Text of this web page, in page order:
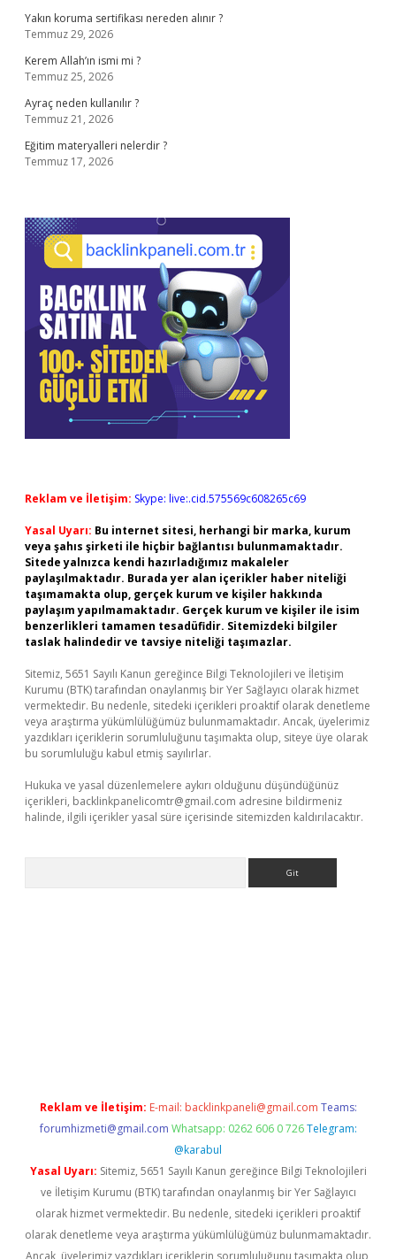
Yakın koruma sertifikası nereden alınır ?
Temmuz 29, 2026
Kerem Allah’ın ismi mi ?
Temmuz 25, 2026
Ayraç neden kullanılır ?
Temmuz 21, 2026
Eğitim materyalleri nelerdir ?
Temmuz 17, 2026
Reklam ve İletişim: Skype: live:.cid.575569c608265c69
Yasal Uyarı: Bu internet sitesi, herhangi bir marka, kurum
veya şahıs şirketi ile hiçbir bağlantısı bulunmamaktadır.
Sitede yalnızca kendi hazırladığımız makaleler
paylaşılmaktadır. Burada yer alan içerikler haber niteliği
taşımamakta olup, gerçek kurum ve kişiler hakkında
paylaşım yapılmamaktadır. Gerçek kurum ve kişiler ile isim
benzerlikleri tamamen tesadüfidir. Sitemizdeki bilgiler
taslak halindedir ve tavsiye niteliği taşımazlar.
Sitemiz, 5651 Sayılı Kanun gereğince Bilgi Teknolojileri ve İletişim
Kurumu (BTK) tarafından onaylanmış bir Yer Sağlayıcı olarak hizmet
vermektedir. Bu nedenle, sitedeki içerikleri proaktif olarak denetleme
veya araştırma yükümlülüğümüz bulunmamaktadır. Ancak, üyelerimiz
yazdıkları içeriklerin sorumluluğunu taşımakta olup, siteye üye olarak
bu sorumluluğu kabul etmiş sayılırlar.
Hukuka ve yasal düzenlemelere aykırı olduğunu düşündüğünüz
içerikleri, backlinkpanelicomtr@gmail.com adresine bildirmeniz
halinde, ilgili içerikler yasal süre içerisinde sitemizden kaldırılacaktır.
Reklam ve İletişim: E-mail: backlinkpaneli@gmail.com Teams:
forumhizmeti@gmail.com Whatsapp: 0262 606 0 726 Telegram:
@karabul
Yasal Uyarı: Sitemiz, 5651 Sayılı Kanun gereğince Bilgi Teknolojileri
ve İletişim Kurumu (BTK) tarafından onaylanmış bir Yer Sağlayıcı
olarak hizmet vermektedir. Bu nedenle, sitedeki içerikleri proaktif
olarak denetleme veya araştırma yükümlülüğümüz bulunmamaktadır.
Ancak, üyelerimiz yazdıkları içeriklerin sorumluluğunu taşımakta olup,